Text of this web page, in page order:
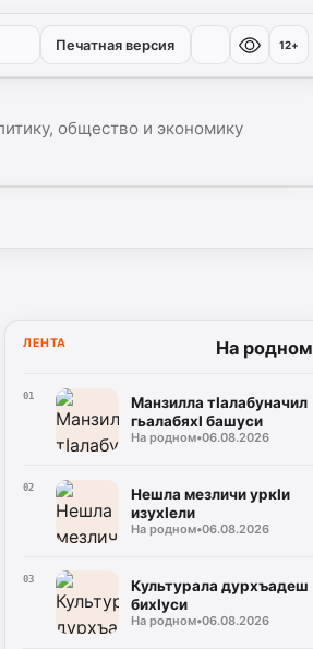
Печатная версия 12+
общество и экономику
ЛЕНТА На родном
01
Манзилла тIалабуначил
гьалабяхI башуси
На родном•06.08.2026
02
Нешла мезличи уркIи
изухIели
На родном•06.08.2026
03
Культурала дурхъадеш
бихIуси
На родном•06.08.2026